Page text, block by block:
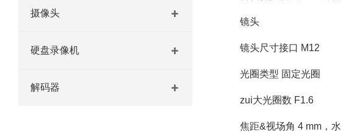
摄像头
硬盘录像机
解码器
镜头
镜头尺寸接口 M12
光圈类型 固定光圈
zui大光圈数 F1.6
焦距&视场角 4 mm，水